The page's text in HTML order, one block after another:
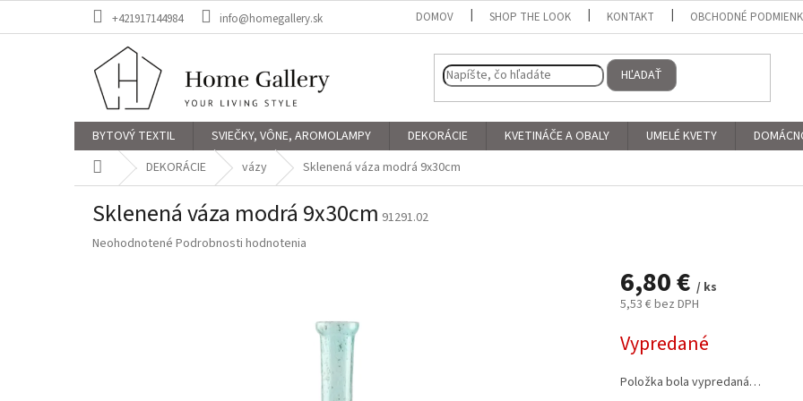
+421917144984 info@homegallery.sk DOMOV SHOP THE LOOK KONTAKT OBCHODNÉ
HĽADAŤ
BYTOVÝ TEXTIL SVIEČKY, VÔNE, AROMOLAMPY DEKORÁCIE KVETINÁČE A OBALY UMELÉ KVETY
DomovDEKORÁCIE vázy Sklenená váza modrá 9x30cm
Sklenená váza modrá 9x30cm 91291.02
Priemerné
Neohodnotené Podrobnosti hodnotenia
6,80 € / ks
5,53 € bez DPH
cena:
Vypredané
Položka bola vypredaná…